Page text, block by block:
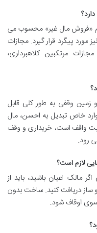
«فروش مال غیر» محسوب می
مورد پیگرد قرار گیرد. مجازات
مرتکبین کلاهبرداری،
وقفی به طور کلی قابل
خاص تبدیل به احسن، مال
واقف است، خریداری و وقف
رود.
لازم است؟
مالک اعیان باشید، باید از
ساز دریافت کنید. ساخت بدون
اوقاف شود.